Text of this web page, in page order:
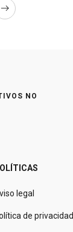
NO
legal
de privacidad